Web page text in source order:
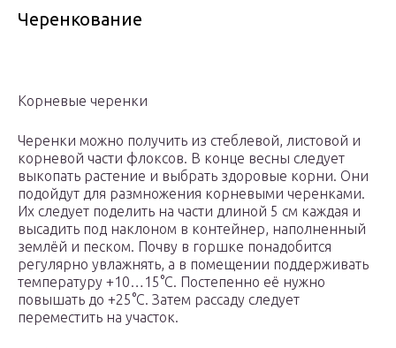
Черенкование
Корневые черенки
Черенки можно получить из стеблевой, листовой и
корневой части флоксов. В конце весны следует
выкопать растение и выбрать здоровые корни. Они
подойдут для размножения корневыми черенками.
Их следует поделить на части длиной 5 см каждая и
высадить под наклоном в контейнер, наполненный
землёй и песком. Почву в горшке понадобится
регулярно увлажнять, а в помещении поддерживать
температуру +10…15°С. Постепенно её нужно
повышать до +25°С. Затем рассаду следует
переместить на участок.